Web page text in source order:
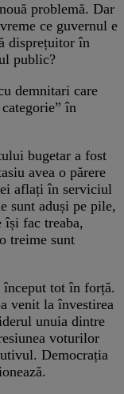
problemă. Dar
ce guvernul e
disprețuitor în
public?
demnitari care
în
bugetar a fost
avea o părere
aflați în serviciul
sunt aduși pe pile,
își fac treaba,
treime sunt
tot în forță.
venit la învestirea
unuia dintre
voturilor
Democrația